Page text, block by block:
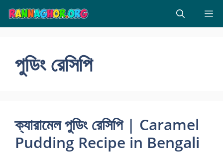
Skip
content
পুডিং রেসিপি
ক্যারামেল পুডিং রেসিপি | Caramel
Pudding Recipe in Bengali